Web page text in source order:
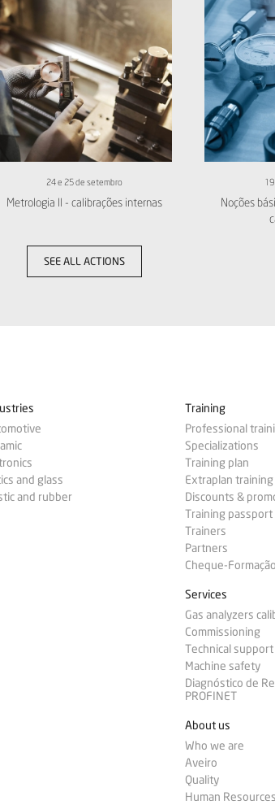
24 e 25 de setembro
Metrologia II - calibrações internas
Noções
SEE ALL ACTIONS
and glass
and rubber
Training
Professional
Specializations
Training plan
Extraplan training
Discounts &
Training passport
Trainers
Partners
Cheque-
Services
Gas analyzers
Commissioning
Technical support
Machine safety
Diagnóstico de
PROFINET
About us
Who we are
Aveiro
Quality
Human Resources